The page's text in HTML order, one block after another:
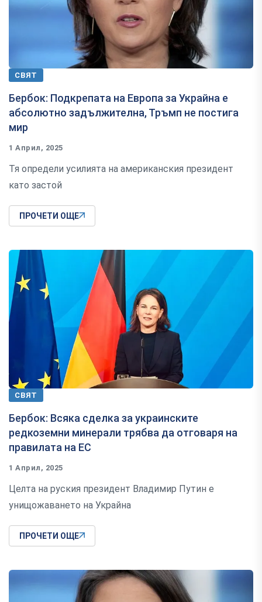
СВЯТ
Бербок: Подкрепата на Европа за Украйна е
абсолютно задължителна, Тръмп не постига
мир
1 Април, 2025
Тя определи усилията на американския президент
като застой
ПРОЧЕТИ ОЩЕ
СВЯТ
Бербок: Всяка сделка за украинските
редкоземни минерали трябва да отговаря на
правилата на ЕС
1 Април, 2025
Целта на руския президент Владимир Путин е
унищожаването на Украйна
ПРОЧЕТИ ОЩЕ